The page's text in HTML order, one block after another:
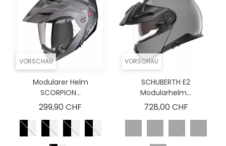
VORSCHAU
Modularer Helm
SCORPION...
299,90 CHF
VORSCHAU
SCHUBERTH E2
Modularhelm...
728,00 CHFPreis